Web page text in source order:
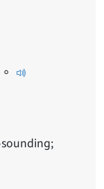
。